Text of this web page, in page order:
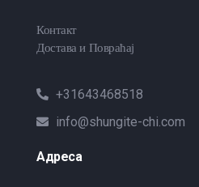
Контакт
Достава и Повраћај
+31643468518
info@shungite-chi.com
Адреса